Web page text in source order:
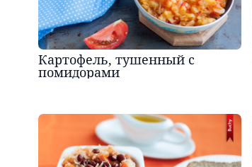
Картофель, тушенный с
помидорами